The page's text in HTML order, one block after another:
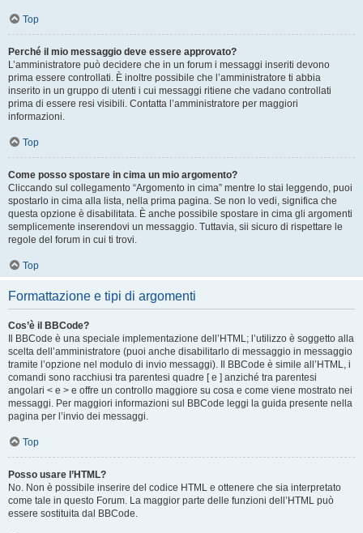
Top
Perché il mio messaggio deve essere approvato?
L’amministratore può decidere che in un forum i messaggi inseriti devono
prima essere controllati. È inoltre possibile che l’amministratore ti abbia
inserito in un gruppo di utenti i cui messaggi ritiene che vadano controllati
prima di essere resi visibili. Contatta l’amministratore per maggiori
informazioni.
Top
Come posso spostare in cima un mio argomento?
Cliccando sul collegamento “Argomento in cima” mentre lo stai leggendo, puoi
spostarlo in cima alla lista, nella prima pagina. Se non lo vedi, significa che
questa opzione è disabilitata. È anche possibile spostare in cima gli argomenti
semplicemente inserendovi un messaggio. Tuttavia, sii sicuro di rispettare le
regole del forum in cui ti trovi.
Top
Formattazione e tipi di argomenti
Cos’è il BBCode?
Il BBCode è una speciale implementazione dell’HTML; l’utilizzo è soggetto alla
scelta dell’amministratore (puoi anche disabilitarlo di messaggio in messaggio
tramite l’opzione nel modulo di invio messaggi). Il BBCode è simile all’HTML, i
comandi sono racchiusi tra parentesi quadre [ e ] anziché tra parentesi
angolari < e > e offre un controllo maggiore su cosa e come viene mostrato nei
messaggi. Per maggiori informazioni sul BBCode leggi la guida presente nella
pagina per l’invio dei messaggi.
Top
Posso usare l’HTML?
No. Non è possibile inserire del codice HTML e ottenere che sia interpretato
come tale in questo Forum. La maggior parte delle funzioni dell’HTML può
essere sostituita dal BBCode.